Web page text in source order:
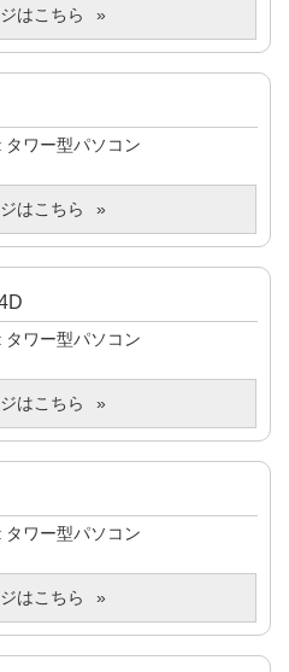
はこちら
タワー型パソコン
はこちら
タワー型パソコン
はこちら
タワー型パソコン
はこちら